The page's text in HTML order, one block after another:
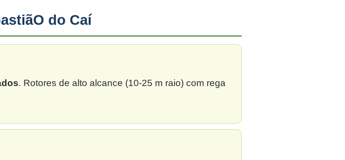
do Caí
. Rotores de alto alcance (10-25 m raio) com rega